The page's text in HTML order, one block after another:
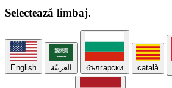
Selectează limbaj.
English العربيّة български català